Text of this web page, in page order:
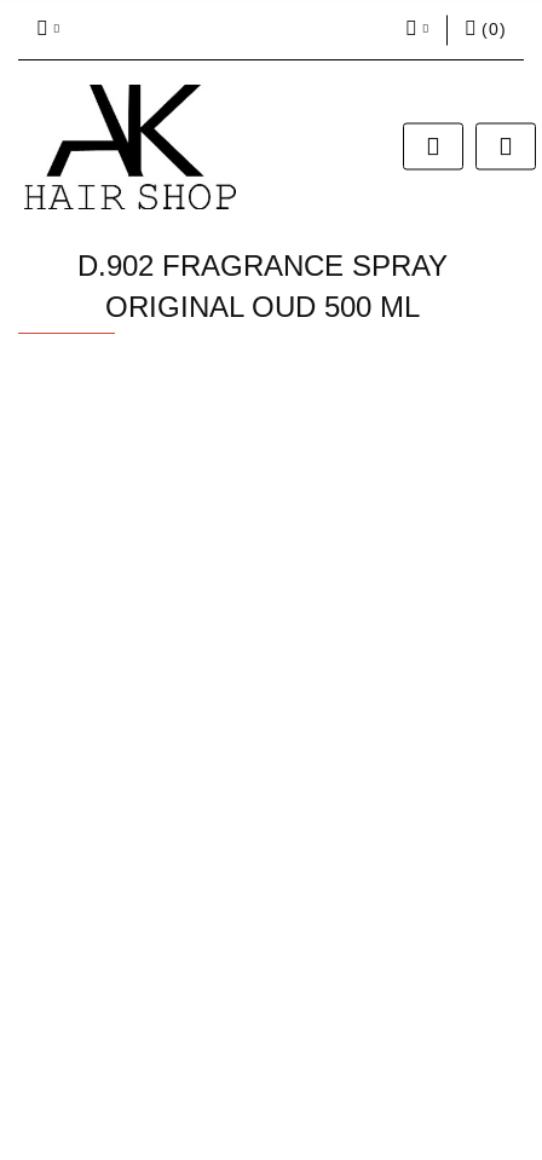
Zarejestruj się
Dodaj zgłoszenie
(0)
D.902 FRAGRANCE SPRAY
ORIGINAL OUD 500 ML